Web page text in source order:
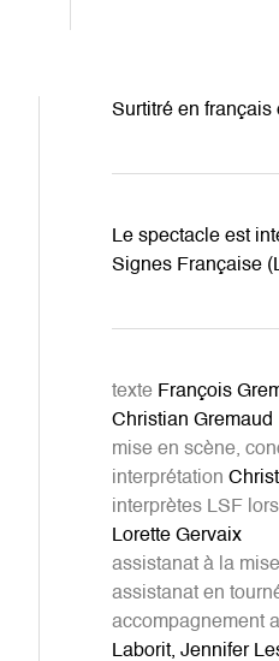
Surtitré en français
Le spectacle est
Signes Française
texteFrançois
Christian Gremaud
mise en scène,
interprétation
interprètes LSF
Lorette Gervaix
assistanat à la
assistanat en
accompagnement
Laborit, Jennifer